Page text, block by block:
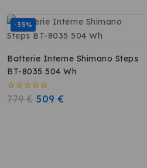
-35%
Batterie Interne Shimano Steps
BT-8035 504 Wh
0
779€ 509€